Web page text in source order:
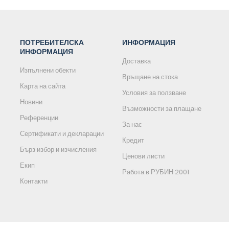
ПОТРЕБИТЕЛСКА
ИНФОРМАЦИЯ
Изпълнени обекти
Карта на сайта
Новини
Референции
Сертификати и декларации
Бърз избор и изчисления
Екип
Контакти
ИНФОРМАЦИЯ
Доставка
Връщане на стока
Условия за ползване
Възможности за плащане
За нас
Кредит
Ценови листи
Работа в РУБИН 2001